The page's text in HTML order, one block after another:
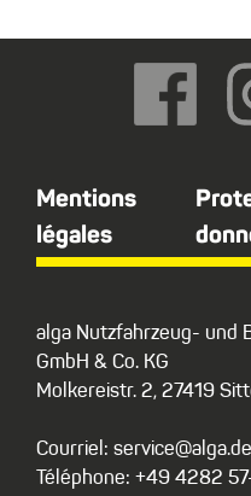
Mentions
légales
alga Nutzfahrzeug- und
GmbH & Co. KG
Molkereistr. 2, 27419
Courriel: service@alga.de
Téléphone: +49 4282